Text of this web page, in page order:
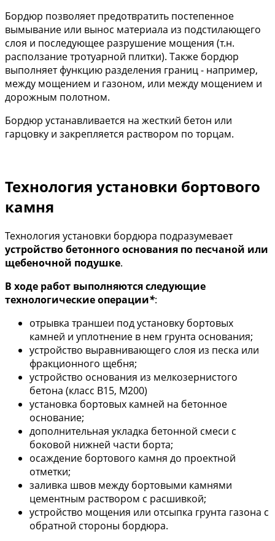
Бордюр позволяет предотвратить постепенное
вымывание или вынос материала из подстилающего
слоя и последующее разрушение мощения (т.н.
расползание тротуарной плитки). Также бордюр
выполняет функцию разделения границ - например,
между мощением и газоном, или между мощением и
дорожным полотном.
Бордюр устанавливается на жесткий бетон или
гарцовку и закрепляется раствором по торцам.
Технология установки бортового
камня
Технология установки бордюра подразумевает
устройство бетонного основания по песчаной или
щебеночной подушке.
B ходе работ выполняются следующие
технологические операции*:
отрывка траншеи под установку бортовых
камней и уплотнение в нем грунта основания;
устройство выравнивающего слоя из песка или
фракционного щебня;
устройство основания из мелкозернистого
бетона (класс В15, М200)
установка бортовых камней нa бетонное
основание;
дополнительная укладка бетонной смеси с
боковой нижней части борта;
осаждение бортового камня до проектной
отметки;
заливка швов между бортовыми камнями
цементным раствором с расшивкой;
устройство мощения или отсыпка грунта газона с
обратной стороны бордюра.